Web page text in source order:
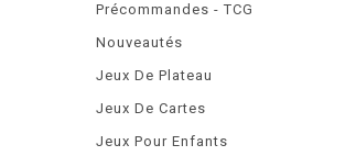
Précommandes - TCG
Nouveautés
Jeux De Plateau
Jeux De Cartes
Jeux Pour Enfants